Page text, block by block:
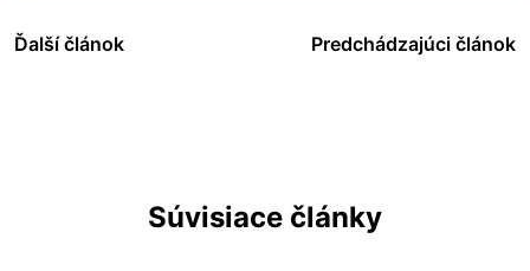
Ďalší článok Predchádzajúci článok
Súvisiace články